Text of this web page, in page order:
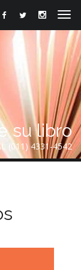
su libro
(011) 4331-4542